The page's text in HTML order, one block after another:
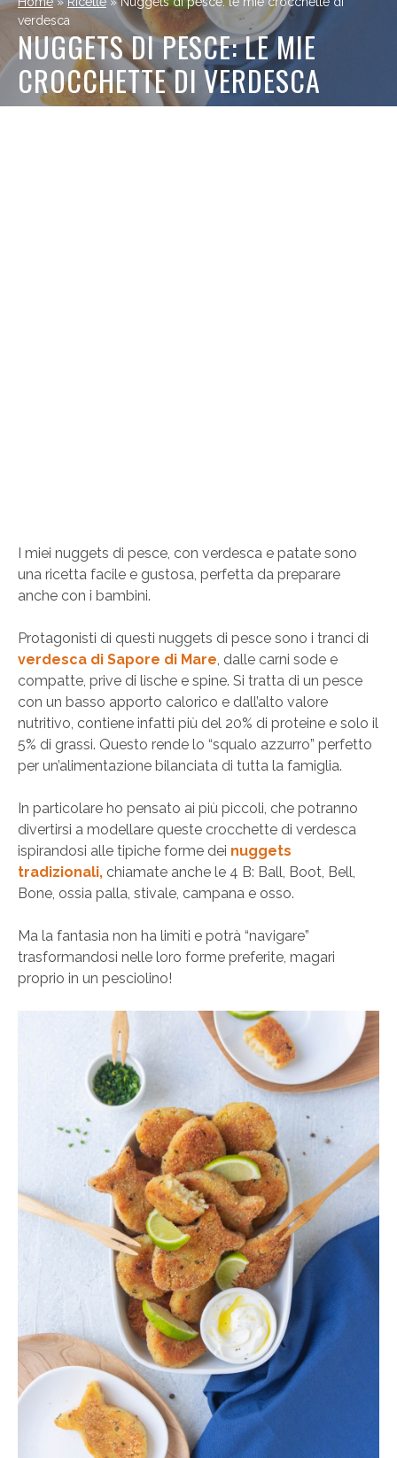
verdesca
NUGGETS DI PESCE: LE MIE
CROCCHETTE DI VERDESCA
I miei nuggets di pesce, con verdesca e patate sono
una ricetta facile e gustosa, perfetta da preparare
anche con i bambini.
Protagonisti di questi nuggets di pesce sono i tranci di
verdesca di Sapore di Mare, dalle carni sode e
compatte, prive di lische e spine. Si tratta di un pesce
con un basso apporto calorico e dall’alto valore
nutritivo, contiene infatti più del 20% di proteine e solo il
5% di grassi. Questo rende lo “squalo azzurro” perfetto
per un’alimentazione bilanciata di tutta la famiglia.
In particolare ho pensato ai più piccoli, che potranno
divertirsi a modellare queste crocchette di verdesca
ispirandosi alle tipiche forme dei nuggets
tradizionali, chiamate anche le 4 B: Ball, Boot, Bell,
Bone, ossia palla, stivale, campana e osso.
Ma la fantasia non ha limiti e potrà “navigare”
trasformandosi nelle loro forme preferite, magari
proprio in un pesciolino!